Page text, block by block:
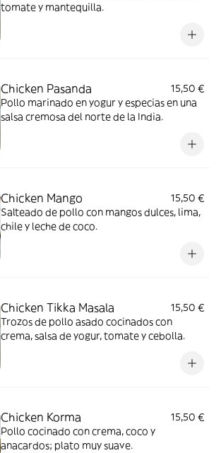
tomate y mantequilla.
Chicken Pasanda
15,50 €
Pollo marinado en yogur y especias en una
salsa cremosa del norte de la India.
Chicken Mango
15,50 €
Salteado de pollo con mangos dulces, lima,
chile y leche de coco.
Chicken Tikka Masala
15,50 €
Trozos de pollo asado cocinados con
crema, salsa de yogur, tomate y cebolla.
Chicken Korma
15,50 €
Pollo cocinado con crema, coco y
anacardos; plato muy suave.